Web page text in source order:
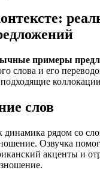
примеры
слова и его
слов
динамика рядом со
Озвучка
акценты и